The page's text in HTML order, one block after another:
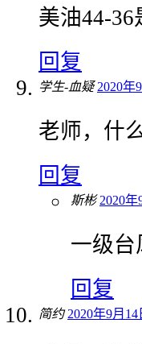
美油44-36
回复
学生-血疑 2020年
老师，什
回复
斯彬 2020年
一级台
回复
简约 2020年9月